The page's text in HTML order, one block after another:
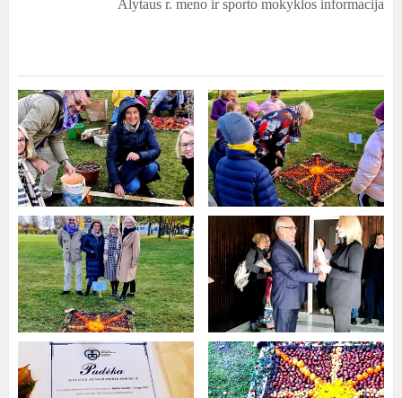
Alytaus r. meno ir sporto mokyklos informacija